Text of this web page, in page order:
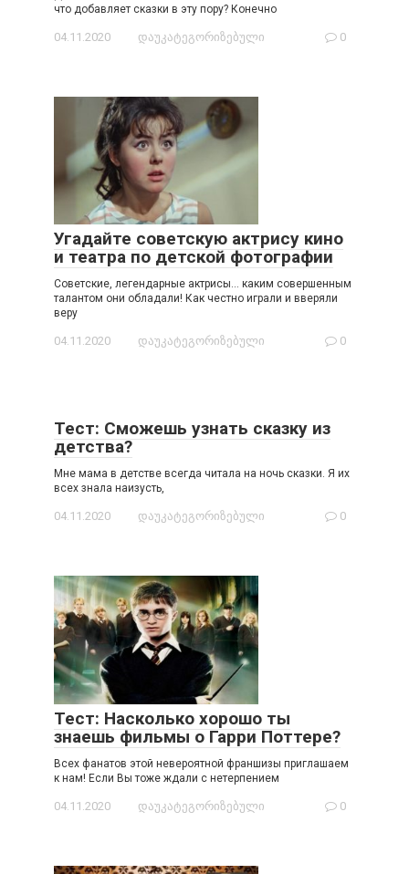
что добавляет сказки в эту пору? Конечно
04.11.2020 დაუკატეგორიზებული 0
Угадайте советскую актрису кино
и театра по детской фотографии
Советские, легендарные актрисы… каким совершенным
талантом они обладали! Как честно играли и вверяли
веру
04.11.2020 დაუკატეგორიზებული 0
Тест: Сможешь узнать сказку из
детства?
Мне мама в детстве всегда читала на ночь сказки. Я их
всех знала наизусть,
04.11.2020 დაუკატეგორიზებული 0
Тест: Насколько хорошо ты
знаешь фильмы о Гарри Поттере?
Всех фанатов этой невероятной франшизы приглашаем
к нам! Если Вы тоже ждали с нетерпением
04.11.2020 დაუკატეგორიზებული 0